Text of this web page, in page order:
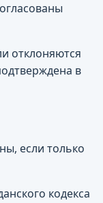
отклоняются
в
если только
кодекса